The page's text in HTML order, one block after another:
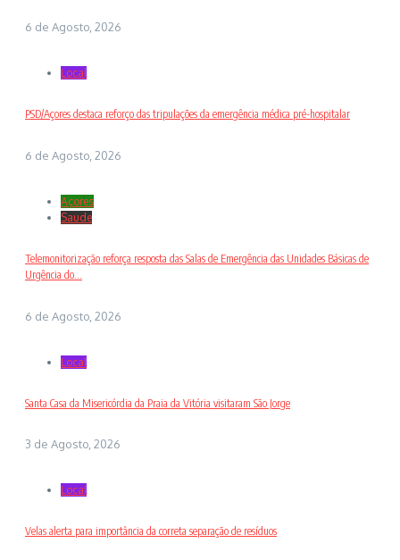
6 de Agosto, 2026
Local
PSD/Açores destaca reforço das tripulações da emergência médica pré-hospitalar
6 de Agosto, 2026
Açores
Saude
Telemonitorização reforça resposta das Salas de Emergência das Unidades Básicas de
Urgência do...
6 de Agosto, 2026
Local
Santa Casa da Misericórdia da Praia da Vitória visitaram São Jorge
3 de Agosto, 2026
Local
Velas alerta para importância da correta separação de resíduos